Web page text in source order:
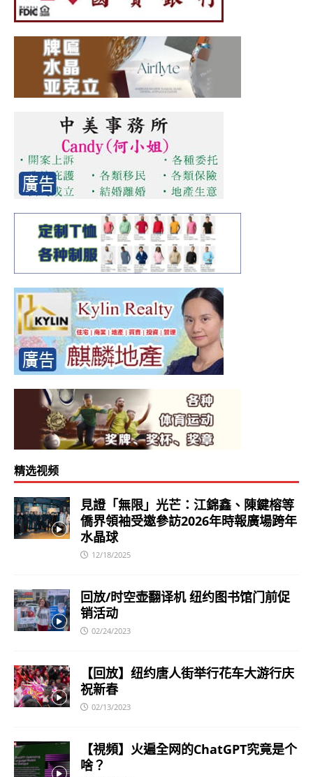
精选视频
見證「無限」光芒：江錦鑫、陳鍵榕等
僑界領袖受邀參訪2026年時報廣場跨年
水晶球
12/18/2025
回放/时空壶翻译机 纽约图书馆门前促
销活动
02/24/2023
【回放】纽约唐人街举行花车大游行庆
祝新春
02/13/2023
【視頻】火遍全网的ChatGPT究竟是个
啥？